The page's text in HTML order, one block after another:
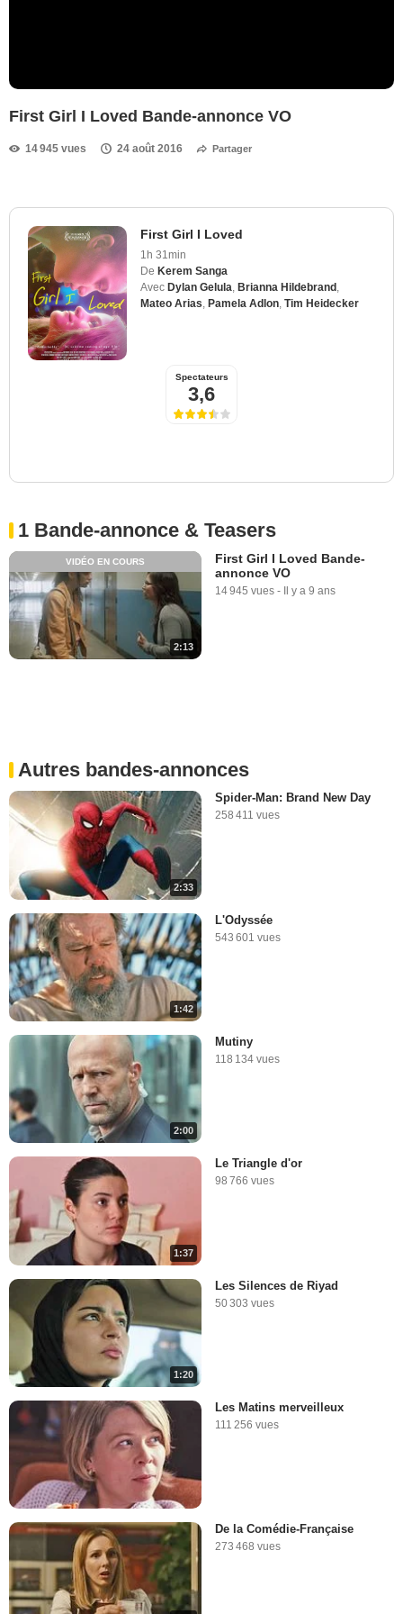
First Girl I Loved Bande-annonce VO
14 945 vues 24 août 2016 Partager
First Girl I Loved
1h 31min
De Kerem Sanga
Avec Dylan Gelula Brianna Hildebrand
Mateo Arias Pamela Adlon Tim Heidecker
Spectateurs
3,6
1 Bande-annonce & Teasers
2:13
VIDÉO EN COURS
First Girl I Loved Bande-
annonce VO
14 945 vues - Il y a 9 ans
Autres bandes-annonces
2:33
Spider-Man: Brand New Day
258 411 vues
1:42
L'Odyssée
543 601 vues
2:00
Mutiny
118 134 vues
1:37
Le Triangle d'or
98 766 vues
1:20
Les Silences de Riyad
50 303 vues
Les Matins merveilleux
111 256 vues
De la Comédie-Française
273 468 vues